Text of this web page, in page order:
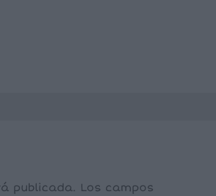
publicada. Los campos